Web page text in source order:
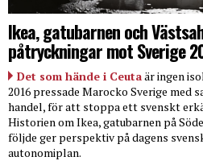
Ikea, gatubarnen och
påtryckningar mot Sverige
Det som hände i Ceutaär ingen
2016 pressade Marocko Sverige med
handel, för att stoppa ett svenskt
Historien om Ikea, gatubarnen på
följde ger perspektiv på dagens
autonomiplan.